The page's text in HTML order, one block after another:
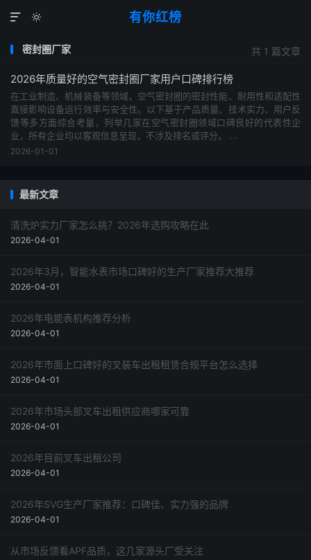
有你红榜


共 1 篇文章
密封圈厂家
2026年质量好的空气密封圈厂家用户口碑排行榜
在工业制造、机械装备等领域，空气密封圈的密封性能、耐用性和适配性
直接影响设备运行效率与安全性。以下基于产品质量、技术实力、用户反
馈等多方面综合考量，列举几家在空气密封圈领域口碑良好的代表性企
业，所有企业均以客观信息呈现，不涉及排名或评分。 ...
2026-01-01
最新文章
清洗炉实力厂家怎么挑？2026年选购攻略在此
2026-04-01
2026年3月，智能水表市场口碑好的生产厂家推荐大推荐
2026-04-01
2026年电能表机构推荐分析
2026-04-01
2026年市面上口碑好的叉装车出租租赁合规平台怎么选择
2026-04-01
2026年市场头部叉车出租供应商哪家可靠
2026-04-01
2026年目前叉车出租公司
2026-04-01
2026年SVG生产厂家推荐：口碑佳、实力强的品牌
2026-04-01
从市场反馈看APF品质，这几家源头厂受关注